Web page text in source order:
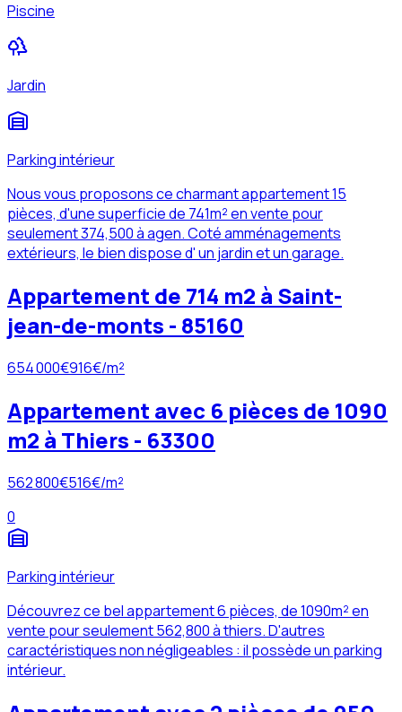
Piscine
Jardin
Parking intérieur
Nous vous proposons ce charmant appartement 15
pièces, d'une superficie de 741m² en vente pour
seulement 374,500 à agen. Coté amménagements
extérieurs, le bien dispose d' un jardin et un garage.
Appartement de 714 m2 à Saint-
jean-de-monts - 85160
654 000€916€/m²
Appartement avec 6 pièces de 1090
m2 à Thiers - 63300
562 800€516€/m²
0
Parking intérieur
Découvrez ce bel appartement 6 pièces, de 1090m² en
vente pour seulement 562,800 à thiers. D'autres
caractéristiques non négligeables : il possède un parking
intérieur.